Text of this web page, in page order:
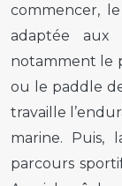
commencer,
adaptée
notamment le
ou le paddle
travaille
marine. Puis,
parcours